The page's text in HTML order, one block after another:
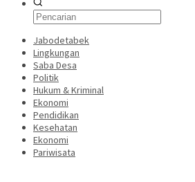
Jabodetabek
Lingkungan
Saba Desa
Politik
Hukum & Kriminal
Ekonomi
Pendidikan
Kesehatan
Ekonomi
Pariwisata